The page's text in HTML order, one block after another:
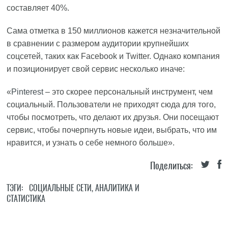
составляет 40%.
Сама отметка в 150 миллионов кажется незначительной
в сравнении с размером аудитории крупнейших
соцсетей, таких как Facebook и Twitter. Однако компания
и позиционирует свой сервис несколько иначе:
«Pinterest– это скорее персональный инструмент, чем
социальный. Пользователи не приходят сюда для того,
чтобы посмотреть, что делают их друзья. Они посещают
сервис, чтобы почерпнуть новые идеи, выбрать, что им
нравится, и узнать о себе немного больше».
Поделиться:
ТЭГИ: СОЦИАЛЬНЫЕ СЕТИ,АНАЛИТИКА И
СТАТИСТИКА